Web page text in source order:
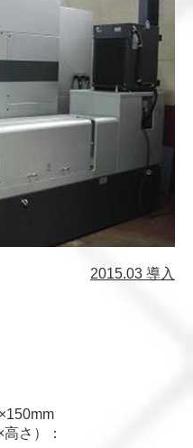
2015.03 導入
さ）：